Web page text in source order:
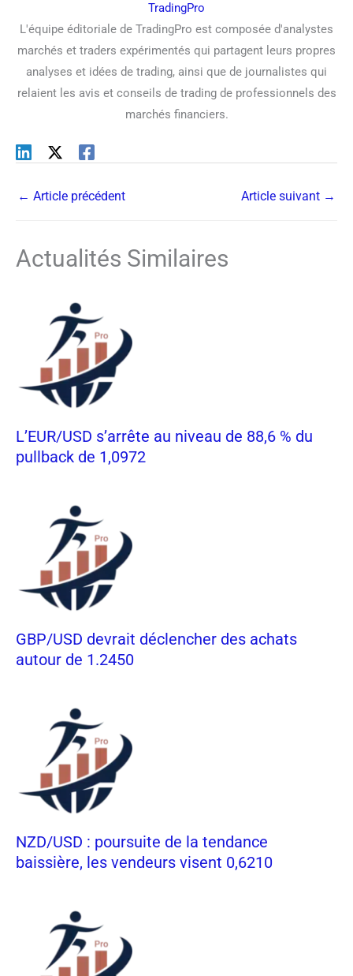
TradingPro
L'équipe éditoriale de TradingPro est composée d'analystes
marchés et traders expérimentés qui partagent leurs propres
analyses et idées de trading, ainsi que de journalistes qui
relaient les avis et conseils de trading de professionnels des
marchés financiers.
← Article précédent Article suivant →
Actualités Similaires
L’EUR/USD s’arrête au niveau de 88,6 % du
pullback de 1,0972
GBP/USD devrait déclencher des achats
autour de 1.2450
NZD/USD : poursuite de la tendance
baissière, les vendeurs visent 0,6210